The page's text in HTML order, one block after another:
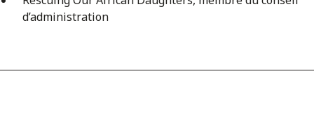
d’administration